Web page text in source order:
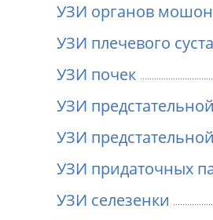
УЗИ органов
УЗИ плечевого
УЗИ почек
УЗИ
УЗИ
УЗИ придаточных
УЗИ селезенки